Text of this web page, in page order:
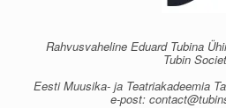
Rahvusvaheline Eduard Tubina
Tubin
Eesti Muusika- ja Teatriakadeemia
e-post: